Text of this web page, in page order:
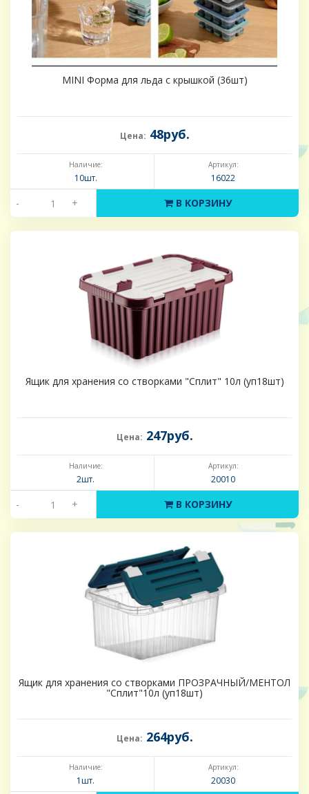
MINI Форма для льда с крышкой (36шт)
Цена: 48руб.
Наличие:
10шт.
Артикул:
16022
- + В КОРЗИНУ
Ящик для хранения со створками "Сплит" 10л (уп18шт)
Цена: 247руб.
Наличие:
2шт.
Артикул:
20010
- + В КОРЗИНУ
Ящик для хранения со створками ПРОЗРАЧНЫЙ/МЕНТОЛ
"Сплит"10л (уп18шт)
Цена: 264руб.
Наличие:
1шт.
Артикул:
20030